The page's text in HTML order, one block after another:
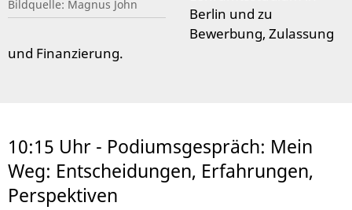
Bildquelle: Magnus John
Berlin und zu
Bewerbung, Zulassung
und Finanzierung.
10:15 Uhr - Podiumsgespräch: Mein
Weg: Entscheidungen, Erfahrungen,
Perspektiven